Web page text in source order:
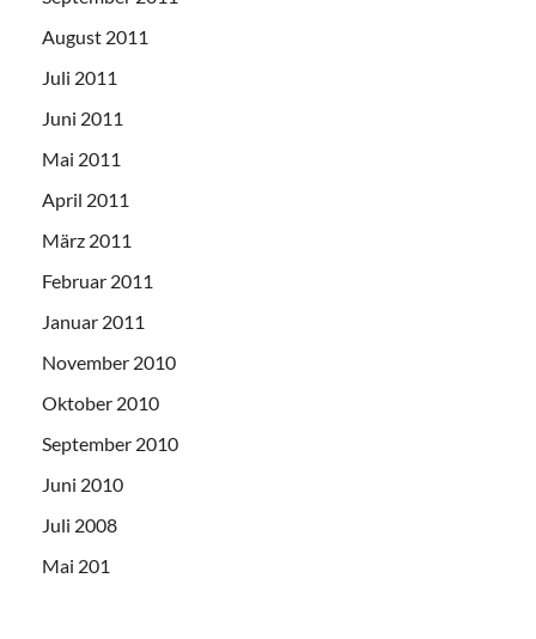
August 2011
Juli 2011
Juni 2011
Mai 2011
April 2011
März 2011
Februar 2011
Januar 2011
November 2010
Oktober 2010
September 2010
Juni 2010
Juli 2008
Mai 201